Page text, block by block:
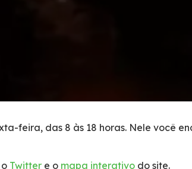
feira, das 8 às 18 horas. Nele você
Twitter e o mapa interativo do site.